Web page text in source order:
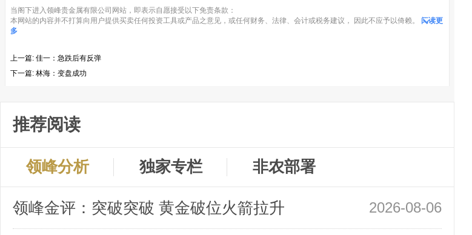
当阁下进入领峰贵金属有限公司网站，即表示自愿接受以下免责条款：
本网站的内容并不打算向用户提供买卖任何投资工具或产品之意见，或任何财务、法律、会计或税务建议， 因此不应予以倚赖。
阅读更
多
上一篇: 佳一：急跌后有反弹
下一篇: 林海：变盘成功
推荐阅读
领峰分析 独家专栏 非农部署
领峰金评：突破突破 黄金破位火箭拉升 2026-08-06